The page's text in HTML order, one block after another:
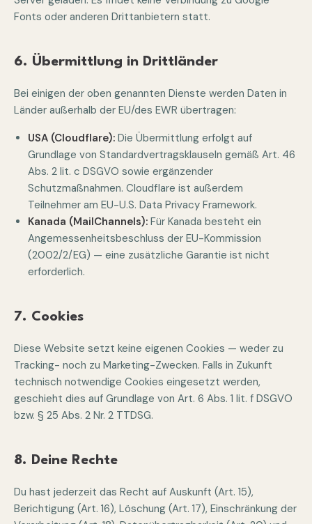
Fonts oder anderen Drittanbietern statt.
6. Übermittlung in Drittländer
Bei einigen der oben genannten Dienste werden Daten in
Länder außerhalb der EU/des EWR übertragen:
USA (Cloudflare): Die Übermittlung erfolgt auf
Grundlage von Standardvertragsklauseln gemäß Art. 46
Abs. 2 lit. c DSGVO sowie ergänzender
Schutzmaßnahmen. Cloudflare ist außerdem
Teilnehmer am EU-U.S. Data Privacy Framework.
Kanada (MailChannels): Für Kanada besteht ein
Angemessenheitsbeschluss der EU-Kommission
(2002/2/EG) — eine zusätzliche Garantie ist nicht
erforderlich.
7. Cookies
Diese Website setzt keine eigenen Cookies — weder zu
Tracking- noch zu Marketing-Zwecken. Falls in Zukunft
technisch notwendige Cookies eingesetzt werden,
geschieht dies auf Grundlage von Art. 6 Abs. 1 lit. f DSGVO
bzw. § 25 Abs. 2 Nr. 2 TTDSG.
8. Deine Rechte
Du hast jederzeit das Recht auf Auskunft (Art. 15),
Berichtigung (Art. 16), Löschung (Art. 17), Einschränkung der